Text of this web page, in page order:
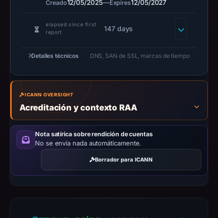
2025
registration
At
collection
time,
the
domain
resolved
to
104.19.222.17.
Creado12/05/2025—Expires12/05/2027
elapsed since first
report
147 days
Detalles técnicos DNS, SAN de SSL, marcas de tiempo
ICANN OVERSIGHT
Acreditación y contexto RAA
Nota satírica sobre rendición de cuentas
No se envía nada automáticamente.
Borrador para ICANN